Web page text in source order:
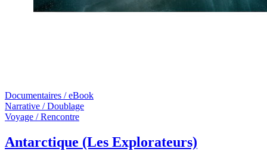
Documentaires / eBook
Narrative / Doublage
Voyage / Rencontre
Antarctique (Les Explorateurs)